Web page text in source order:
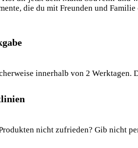
die du mit Freunden und
innerhalb von 2 Werktagen.
nicht zufrieden? Gib nicht